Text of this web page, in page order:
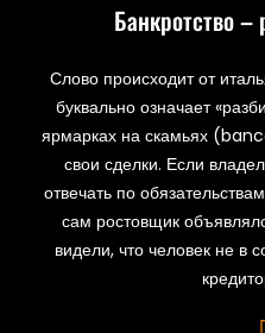
Банкротство –
Слово происходит от
буквально означает
ярмарках на скамьях
свои сделки. Если
отвечать по
сам ростовщик
видели, что человек не в